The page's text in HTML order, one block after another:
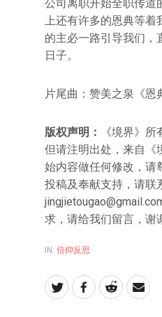
公司离职开始全职传道
上还有许多的恩典等着
的主必一路引导我们，
日子。
片尾曲：赞美之泉《恩
版权声明：
《境界》
但请注明出处，来自《
始内容做任何修改，请
投稿及奉献支持，请联
求，请给我们留言，谢
IN: 信仰反思